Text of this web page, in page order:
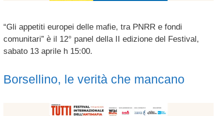
“Gli appetiti europei delle mafie, tra PNRR e fondi
comunitari” è il 12° panel della II edizione del Festival,
sabato 13 aprile h 15:00.
Borsellino, le verità che mancano